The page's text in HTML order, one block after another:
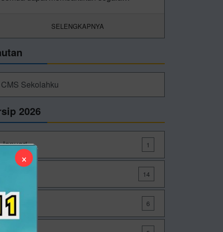
SELENGKAPNYA
CMS Sekolahku
2026
Januari 1
14
Mei 6
×